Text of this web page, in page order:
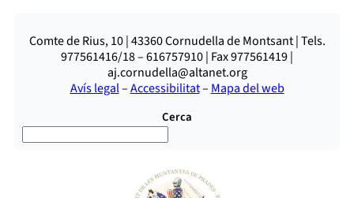
Comte de Rius, 10 | 43360 Cornudella de Montsant | Tels.
977561416/18 – 616757910 | Fax 977561419 |
aj.cornudella@altanet.org
Avís legal–Accessibilitat– Mapa del web
Cerca